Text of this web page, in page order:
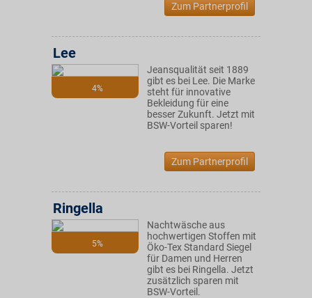
Zum Partnerprofil
4%
Lee
Jeansqualität seit 1889
gibt es bei Lee. Die Marke
steht für innovative
Bekleidung für eine
besser Zukunft. Jetzt mit
BSW-Vorteil sparen!
Zum Partnerprofil
5%
Ringella
Nachtwäsche aus
hochwertigen Stoffen mit
Öko-Tex Standard Siegel
für Damen und Herren
gibt es bei Ringella. Jetzt
zusätzlich sparen mit
BSW-Vorteil.